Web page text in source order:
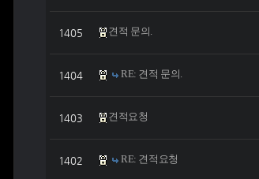
1405 견적 문의.
1404 RE: 견적 문의.
1403 견적요청
1402 RE: 견적요청